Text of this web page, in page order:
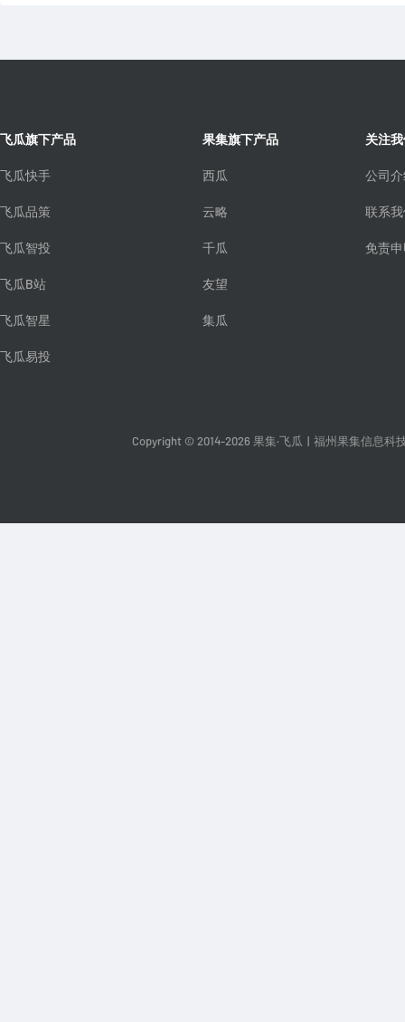
飞瓜旗下产品
飞瓜快手
飞瓜品策
飞瓜智投
飞瓜B站
飞瓜智星
飞瓜易投
果集旗下产品
西瓜
云略
千瓜
友望
集瓜
关注
公司
联系
免责
Copyright © 2014-2026 果集·飞瓜 福州果集信息科